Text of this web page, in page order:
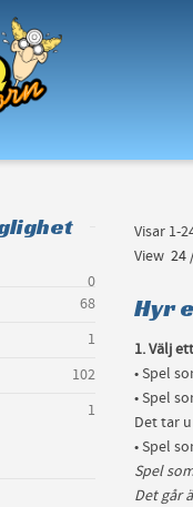
in a size
Visar 1-
View 24
Hyr
1. Välj
• Spel
• Spel
Det tar
• Spel
Spel
Det går
0
68
1
102
1